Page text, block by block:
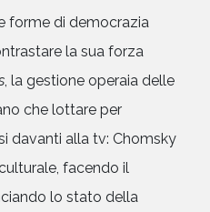
forme di democrazia
la sua forza
, la gestione operaia delle
che lottare per
davanti alla tv: Chomsky
facendo il
lo stato della